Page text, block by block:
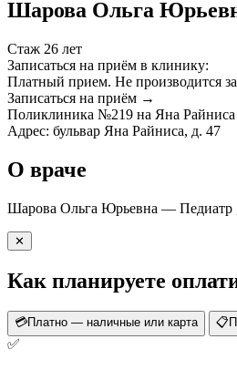
Шарова Ольга
Стаж 26 лет
Записаться на приём в клинику:
Платный прием. Не производится
Записаться на приём →
Поликлиника №219 на Яна Райниса
Адрес: бульвар Яна Райниса, д. 47
О враче
Шарова Ольга Юрьевна — Педиатр
✕
Как планируете
💳Платно — наличные или карта 📋
✅